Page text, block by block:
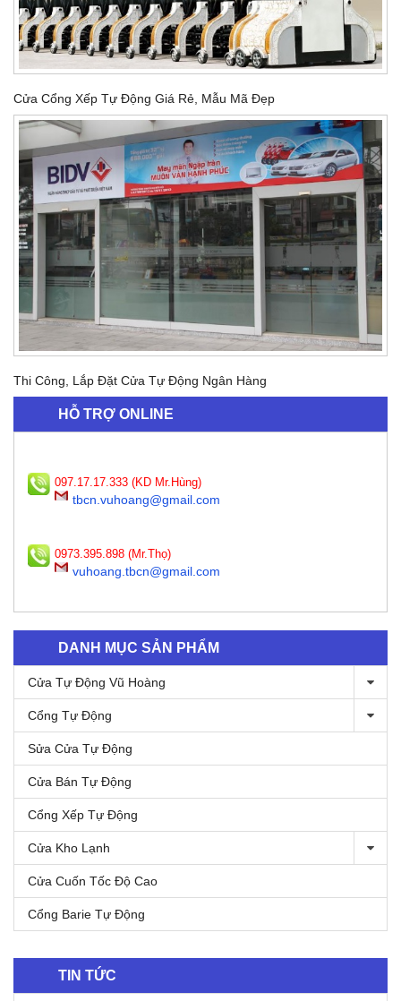
HỖ TRỢ ONLINE
097.17.17.333 (KD Mr.Hùng)
tbcn.vuhoang@gmail.com
0973.395.898 (Mr.Thọ)
vuhoang.tbcn@gmail.com
DANH MỤC SẢN PHẨM
Cửa Tự Động Vũ Hoàng
Cổng Tự Động
Sửa Cửa Tự Động
Cửa Bán Tự Động
Cổng Xếp Tự Động
Cửa Kho Lạnh
Cửa Cuốn Tốc Độ Cao
Cổng Barie Tự Động
TIN TỨC
Cửa Cổng Xếp Tự Động Giá Rẻ, Mẫu Mã Đẹp
Thi Công, Lắp Đặt Cửa Tự Động Ngân Hàng